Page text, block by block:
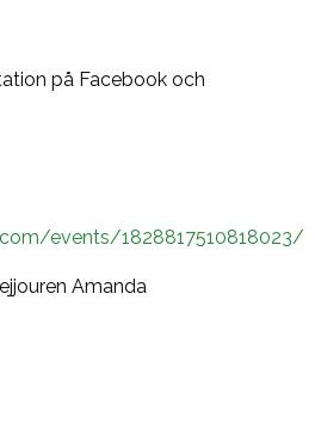
på Facebook och
events/1828817510818023/
Amanda